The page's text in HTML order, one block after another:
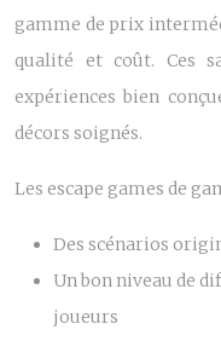
gamme de prix
qualité et coût. Ces
expériences bien
décors soignés.
Les escape games de
Des scénarios
Un bon niveau de
joueurs